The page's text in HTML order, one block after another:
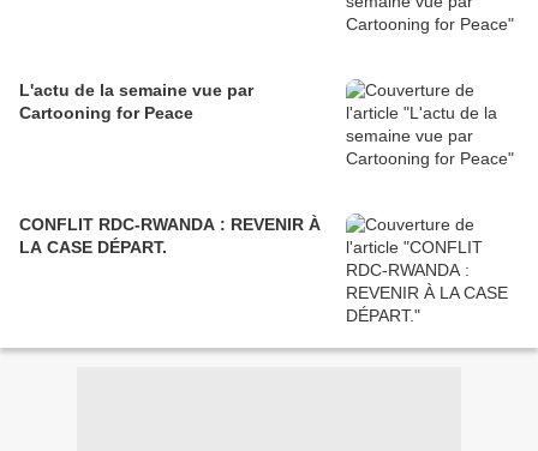
L'actu de la semaine vue par
Cartooning for Peace
CONFLIT RDC-RWANDA : REVENIR À
LA CASE DÉPART.